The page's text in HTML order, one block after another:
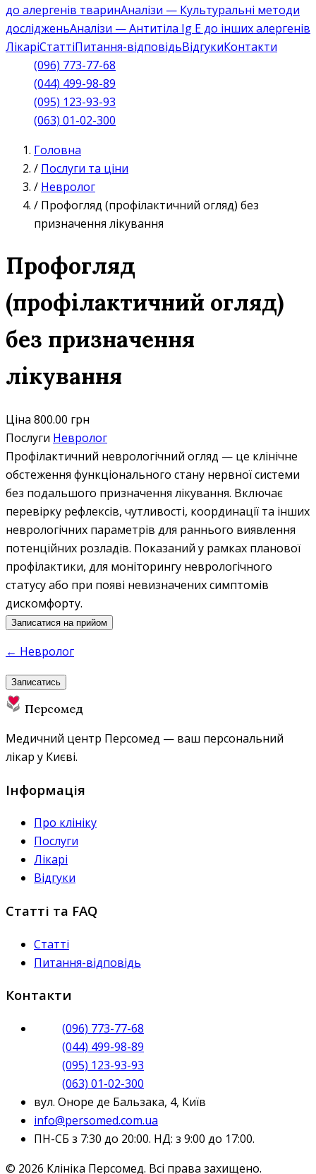
до алергенів тваринАналізи — Культуральні методи
дослідженьАналізи — Антитіла Ig E до інших алергенів
ЛікаріСтаттіПитання-відповідьВідгукиКонтакти
(096) 773-77-68
(044) 499-98-89
(095) 123-93-93
(063) 01-02-300
Головна
/ Послуги та ціни
/ Невролог
/ Профогляд (профілактичний огляд) без
призначення лікування
Профогляд
(профілактичний огляд)
без призначення
лікування
Ціна 800.00 грн
Послуги Невролог
Профілактичний неврологічний огляд — це клінічне
обстеження функціонального стану нервної системи
без подальшого призначення лікування. Включає
перевірку рефлексів, чутливості, координації та інших
неврологічних параметрів для раннього виявлення
потенційних розладів. Показаний у рамках планової
профілактики, для моніторингу неврологічного
статусу або при появі невизначених симптомів
дискомфорту.
Записатися на прийом
← Невролог
Записатись
Персомед
Медичний центр Персомед — ваш персональний
лікар у Києві.
Інформація
Про клініку
Послуги
Лікарі
Відгуки
Статті та FAQ
Статті
Питання-відповідь
Контакти
(096) 773-77-68
(044) 499-98-89
(095) 123-93-93
(063) 01-02-300
вул. Оноре де Бальзака, 4, Київ
info@persomed.com.ua
ПН-СБ з 7:30 до 20:00. НД: з 9:00 до 17:00.
© 2026 Клініка Персомед. Всі права захищено.